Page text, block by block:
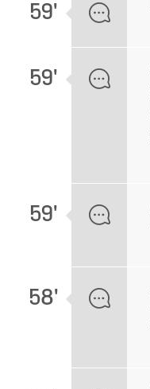
59'
59'
59'
58'